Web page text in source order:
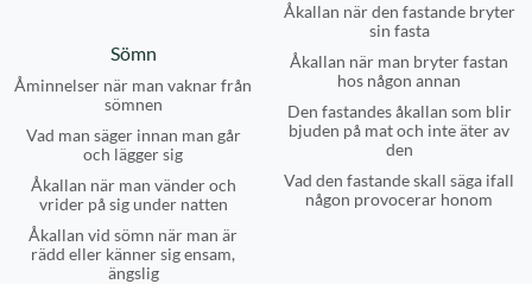
Åkallan när den fastande bryter
sin fasta
Åkallan när man bryter fastan
hos någon annan
Den fastandes åkallan som blir
bjuden på mat och inte äter av
den
Vad den fastande skall säga ifall
någon provocerar honom
Sömn
Åminnelser när man vaknar från
sömnen
Vad man säger innan man går
och lägger sig
Åkallan när man vänder och
vrider på sig under natten
Åkallan vid sömn när man är
rädd eller känner sig ensam,
ängslig